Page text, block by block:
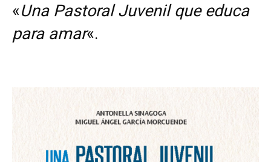
«Una Pastoral Juvenil que educa
para amar«.